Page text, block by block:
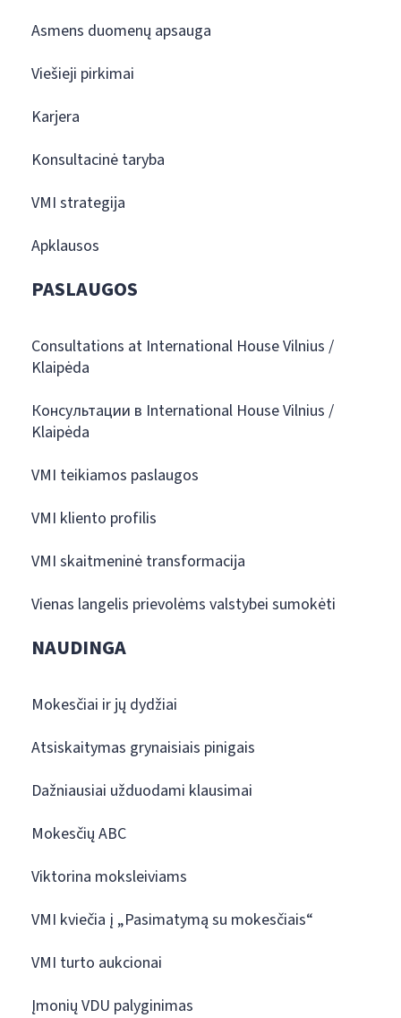
Asmens duomenų apsauga
Viešieji pirkimai
Karjera
Konsultacinė taryba
VMI strategija
Apklausos
PASLAUGOS
Consultations at International House Vilnius /
Klaipėda
Консультации в International House Vilnius /
Klaipėda
VMI teikiamos paslaugos
VMI kliento profilis
VMI skaitmeninė transformacija
Vienas langelis prievolėms valstybei sumokėti
NAUDINGA
Mokesčiai ir jų dydžiai
Atsiskaitymas grynaisiais pinigais
Dažniausiai užduodami klausimai
Mokesčių ABC
Viktorina moksleiviams
VMI kviečia į „Pasimatymą su mokesčiais“
VMI turto aukcionai
Įmonių VDU palyginimas